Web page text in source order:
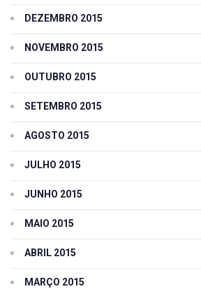
DEZEMBRO 2015
NOVEMBRO 2015
OUTUBRO 2015
SETEMBRO 2015
AGOSTO 2015
JULHO 2015
JUNHO 2015
MAIO 2015
ABRIL 2015
MARÇO 2015